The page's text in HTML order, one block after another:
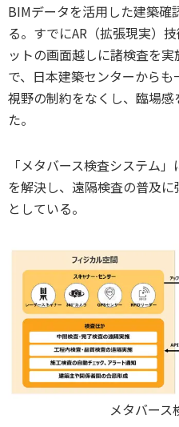
BIMデータを活用した建築確
る。すでにAR（拡張現実）
ットの画面越しに諸検査を
で、日本建築センターからも
視野の制約をなくし、臨場
た。
「メタバース検査システム
を解決し、遠隔検査の普及
としている。
メタバース